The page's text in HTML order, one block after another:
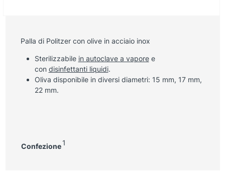
Palla di Politzer con olive in acciaio inox
Sterilizzabile in autoclave a vaporee
con disinfettanti liquidi.
Oliva disponibile in diversi diametri: 15 mm, 17 mm,
22 mm.
Confezione 1